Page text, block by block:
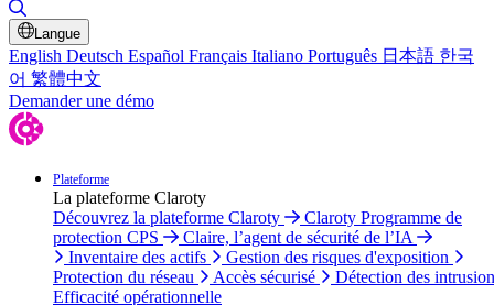
Langue
English Deutsch Español Français Italiano Português 日本語 한국
어 繁體中文
Demander une démo
Plateforme
La plateforme Claroty
Découvrez la plateforme Claroty
Claroty Programme de
protection CPS
Claire, l’agent de sécurité de l’IA
Inventaire des actifs
Gestion des risques d'exposition
Protection du réseau
Accès sécurisé
Détection des
Efficacité opérationnelle